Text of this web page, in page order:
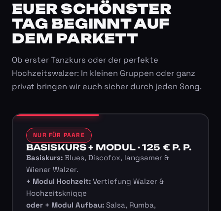
EUER SCHÖNSTER
TAG BEGINNT AUF
DEM PARKETT
Ob erster Tanzkurs oder der perfekte
Hochzeitswalzer: In kleinen Gruppen oder ganz
privat bringen wir euch sicher durch jeden Song.
NUR FÜR PAARE
BASISKURS + MODUL · 125 € P. P.
Basiskurs:Blues, Discofox, langsamer &
Wiener Walzer.
+ Modul Hochzeit:Vertiefung Walzer &
Hochzeitsknigge
oder + Modul Aufbau:Salsa, Rumba,